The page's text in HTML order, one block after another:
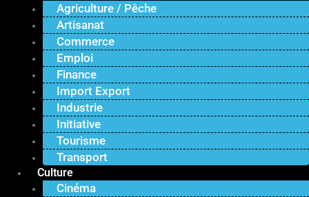
Agriculture / Pêche
Artisanat
Commerce
Emploi
Finance
Import Export
Industrie
Initiative
Tourisme
Transport
Culture
Cinéma